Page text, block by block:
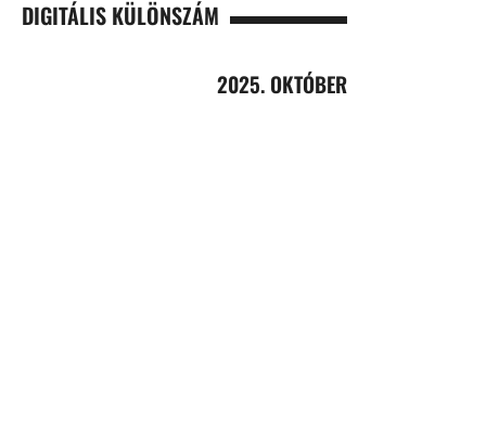
DIGITÁLIS KÜLÖNSZÁM
2025. OKTÓBER